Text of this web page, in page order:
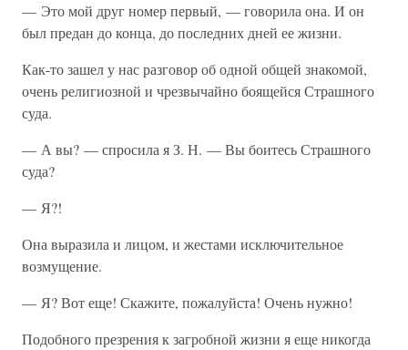
— Это мой друг номер первый, — говорила она. И он
был предан до конца, до последних дней ее жизни.
Как-то зашел у нас разговор об одной общей знакомой,
очень религиозной и чрезвычайно боящейся Страшного
суда.
— А вы? — спросила я З. Н. — Вы боитесь Страшного
суда?
— Я?!
Она выразила и лицом, и жестами исключительное
возмущение.
— Я? Вот еще! Скажите, пожалуйста! Очень нужно!
Подобного презрения к загробной жизни я еще никогда